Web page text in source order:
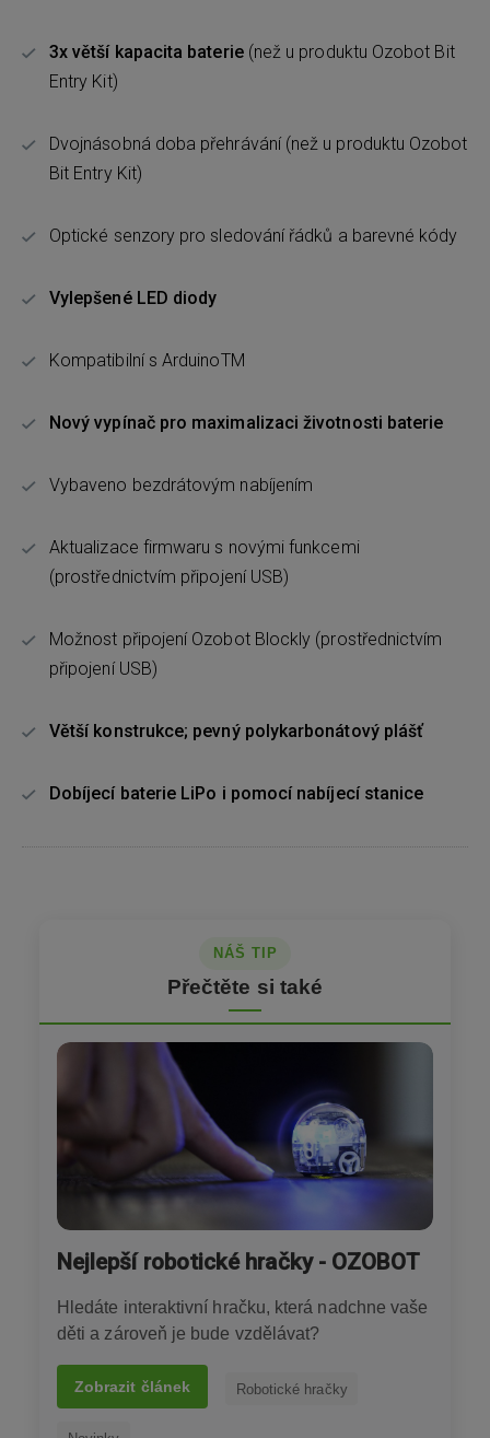
3x větší kapacita baterie(než u produktu Ozobot Bit
Entry Kit)
Dvojnásobná doba přehrávání (než u produktu Ozobot
Bit Entry Kit)
Optické senzory pro sledování řádků a barevné kódy
Vylepšené LED diody
Kompatibilní s ArduinoTM
Nový vypínač pro maximalizaci životnosti baterie
Vybaveno bezdrátovým nabíjením
Aktualizace firmwaru s novými funkcemi
(prostřednictvím připojení USB)
Možnost připojení Ozobot Blockly (prostřednictvím
připojení USB)
Větší konstrukce; pevný polykarbonátový plášť
Dobíjecí baterie LiPo i pomocí nabíjecí stanice
NÁŠ TIP
Přečtěte si také
Nejlepší robotické hračky - OZOBOT
Hledáte interaktivní hračku, která nadchne vaše
děti a zároveň je bude vzdělávat?
Zobrazit článek Robotické hračky